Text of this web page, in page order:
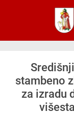
Skip to main
stambeno
za izradu